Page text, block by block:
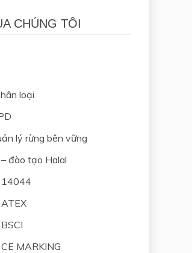
CHÚNG TÔI
loại
lý rừng bên vững
đào tạo Halal
14044
MARKING